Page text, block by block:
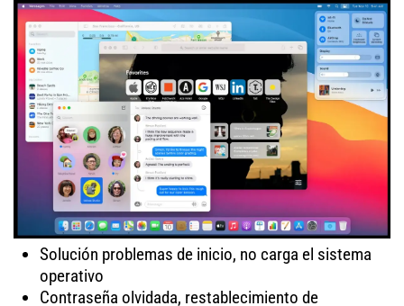
Solución problemas de inicio, no carga el sistema
operativo
Contraseña olvidada, restablecimiento de